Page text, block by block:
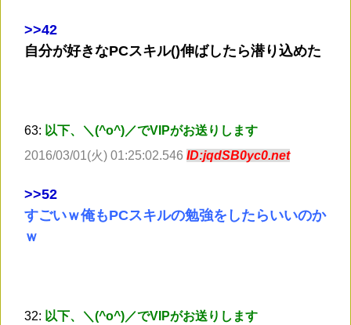
>>42
自分が好きなPCスキル()伸ばしたら潜り込めた
63: 以下、＼(^o^)／でVIPがお送りします
2016/03/01(火) 01:25:02.546 ID:jqdSB0yc0.net
>>52
すごいｗ俺もPCスキルの勉強をしたらいいのか
ｗ
32: 以下、＼(^o^)／でVIPがお送りします